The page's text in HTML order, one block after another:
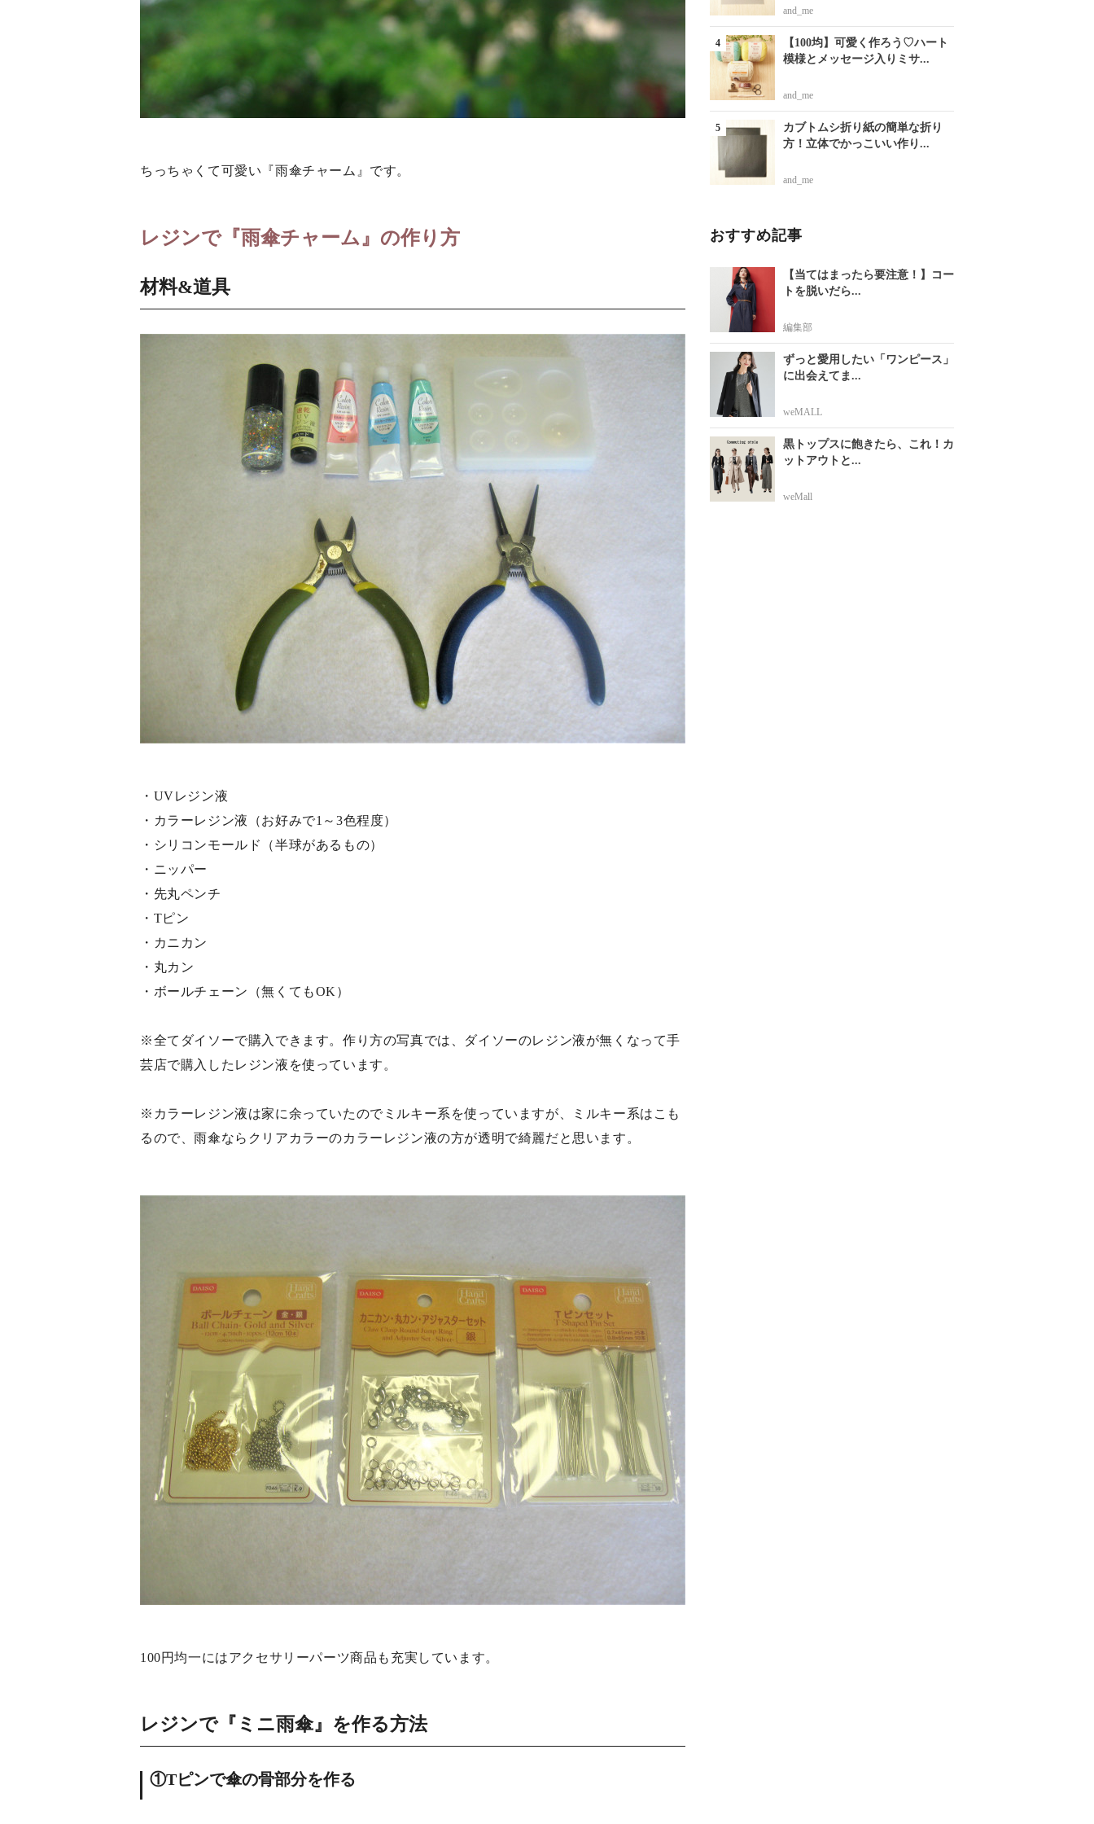
ちっちゃくて可愛い『雨傘チャーム』です。
レジンで『雨傘チャーム』の作り方
材料&道具
・UVレジン液
・カラーレジン液（お好みで1～3色程度）
・シリコンモールド（半球があるもの）
・ニッパー
・先丸ペンチ
・Tピン
・カニカン
・丸カン
・ボールチェーン（無くてもOK）
※全てダイソーで購入できます。作り方の写真では、ダイソーのレジン液が無くなって手
芸店で購入したレジン液を使っています。
※カラーレジン液は家に余っていたのでミルキー系を使っていますが、ミルキー系はこも
るので、雨傘ならクリアカラーのカラーレジン液の方が透明で綺麗だと思います。
100円均一にはアクセサリーパーツ商品も充実しています。
レジンで『ミニ雨傘』を作る方法
①Tピンで傘の骨部分を作る
and_me
【100均】可愛く作ろう♡ハート
模様とメッセージ入りミサ...
and_me
カブトムシ折り紙の簡単な折り
方！立体でかっこいい作り...
and_me
おすすめ記事
【当てはまったら要注意！】コー
トを脱いだら...
編集部
ずっと愛用したい「ワンピース」
に出会えてま...
weMALL
黒トップスに飽きたら、これ！カ
ットアウトと...
weMall